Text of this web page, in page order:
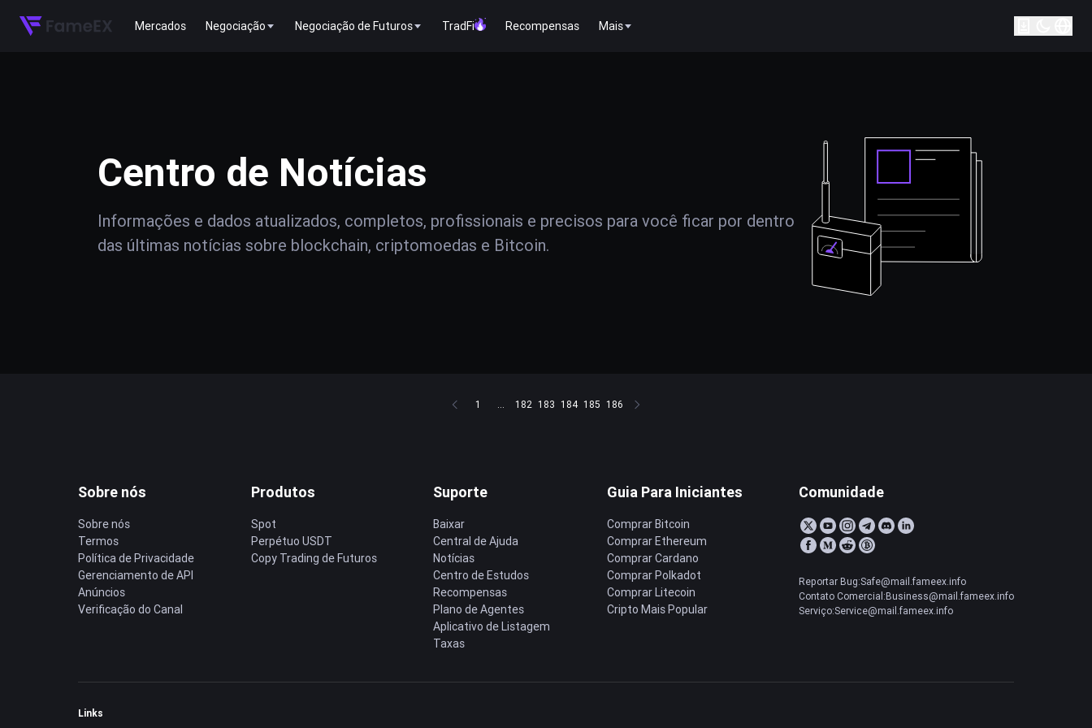
Mercados Negociação Negociação de Futuros TradFi Recompensas Mais
Centro de Notícias
Informações e dados atualizados, completos, profissionais e precisos para você ficar por dentro
das últimas notícias sobre blockchain, criptomoedas e Bitcoin.
1 ... 182 183 184 185 186
Sobre nós
Sobre nós
Termos
Política de Privacidade
Gerenciamento de API
Anúncios
Verificação do Canal
Produtos
Spot
Perpétuo USDT
Copy Trading de Futuros
Suporte
Baixar
Central de Ajuda
Notícias
Centro de Estudos
Recompensas
Plano de Agentes
Aplicativo de Listagem
Taxas
Guia Para Iniciantes
Comprar Bitcoin
Comprar Ethereum
Comprar Cardano
Comprar Polkadot
Comprar Litecoin
Cripto Mais Popular
Comunidade
Reportar Bug:Safe@mail.fameex.info
Contato Comercial:Business@mail.fameex.info
Serviço:Service@mail.fameex.info
Links